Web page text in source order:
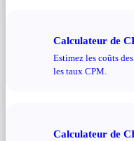
Calculateur de
Estimez les coûts
les taux CPM.
Calculateur de